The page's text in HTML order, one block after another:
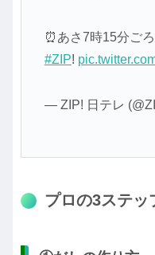
⏰あさ7時15分ごろ
#ZIP!
— ZIP! 日テレ
プロの3ステッ